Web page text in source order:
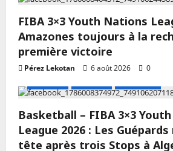
FIBA 3×3 Youth Nations
Amazones toujours à la
première victoire
Pérez Lekotan 6 août 2026
0
Basketball – FIBA 3×3
League 2026 : Les
tête après trois Stops à